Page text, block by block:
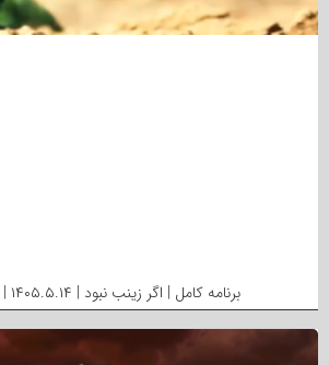
برنامه کامل | اگر زینب نبود | ۱۴۰۵.۵.۱۴ | اربعین ۱۴۰۵